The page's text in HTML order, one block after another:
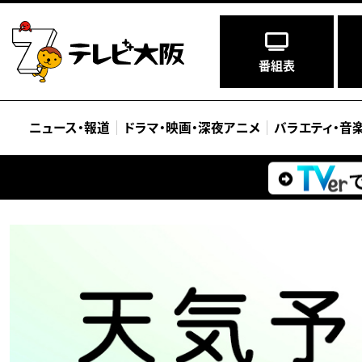
番組表
ニュース・報道 ドラマ・映画・深夜アニメ バラエティ・音